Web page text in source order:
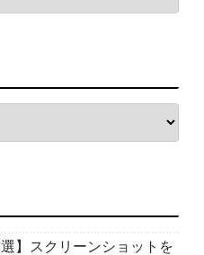
選】スクリーンショットを